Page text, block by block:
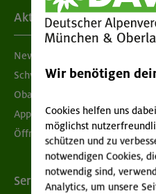
Aktuelles
Newsletter
Schwarzes Brett
Obacht geben!
App "Mein DAV+"
Öffnungszeiten
Services
Wir benötigen
Cookies helfen uns
möglichst
schützen und zu
notwendigen Cookies,
notwendig sind,
Analytics, um unsere